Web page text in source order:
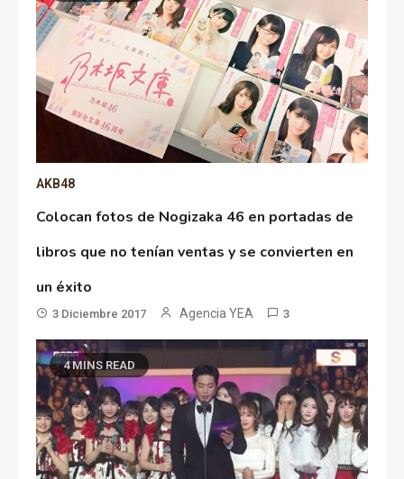
AKB48
Colocan fotos de Nogizaka 46 en portadas de
libros que no tenían ventas y se convierten en
un éxito
3 Diciembre 2017 Agencia YEA 3
4 MINS READ